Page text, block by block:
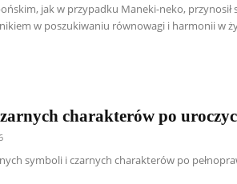
jak w przypadku Maneki-neko, przynosił
w poszukiwaniu równowagi i harmonii w
charakterów po
symboli i czarnych charakterów po